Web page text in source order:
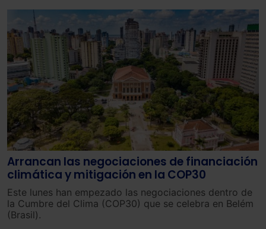
Arrancan las negociaciones de financiación
climática y mitigación en la COP30
Este lunes han empezado las negociaciones dentro de
la Cumbre del Clima (COP30) que se celebra en Belém
(Brasil).